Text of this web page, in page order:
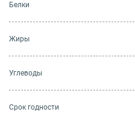
Белки
Жиры
Углеводы
Cрок годности